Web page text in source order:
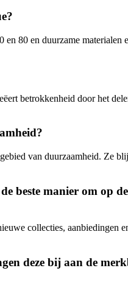
80 en duurzame materialen
betrokkenheid door het
van duurzaamheid. Ze
beste manier om op
collecties, aanbiedingen
deze bij aan de